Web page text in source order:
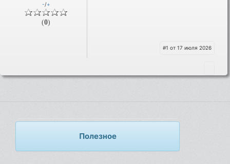
-/+
(0)
#1 от 17 июля 2026
Полезное